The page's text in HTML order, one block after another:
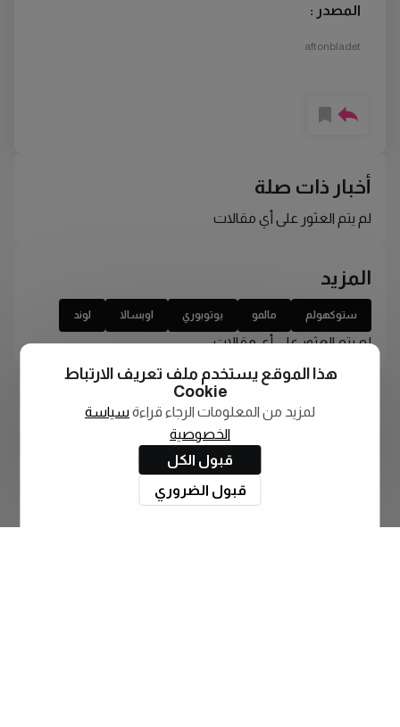
المصدر :
aftonbladet
أخبار ذات صلة
لم يتم العثور على أي مقالات
المزيد
ستوكهولم مالمو يوتوبوري اوبسالا لوند
لم يتم العثور على أي مقالات
هذا الموقع يستخدم ملف تعريف الارتباط
Cookie
لمزيد من المعلومات الرجاء قراءة سياسة
الخصوصية
قبول الكل
قبول الضروري